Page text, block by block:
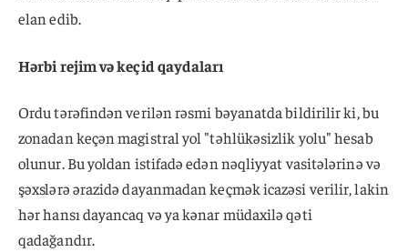
elan edib.
Hərbi rejim və keçid qaydaları
Ordu tərəfindən verilən rəsmi bəyanatda bildirilir ki, bu
zonadan keçən magistral yol "təhlükəsizlik yolu" hesab
olunur. Bu yoldan istifadə edən nəqliyyat vasitələrinə və
şəxslərə ərazidə dayanmadan keçmək icazəsi verilir, lakin
hər hansı dayancaq və ya kənar müdaxilə qəti
qadağandır.